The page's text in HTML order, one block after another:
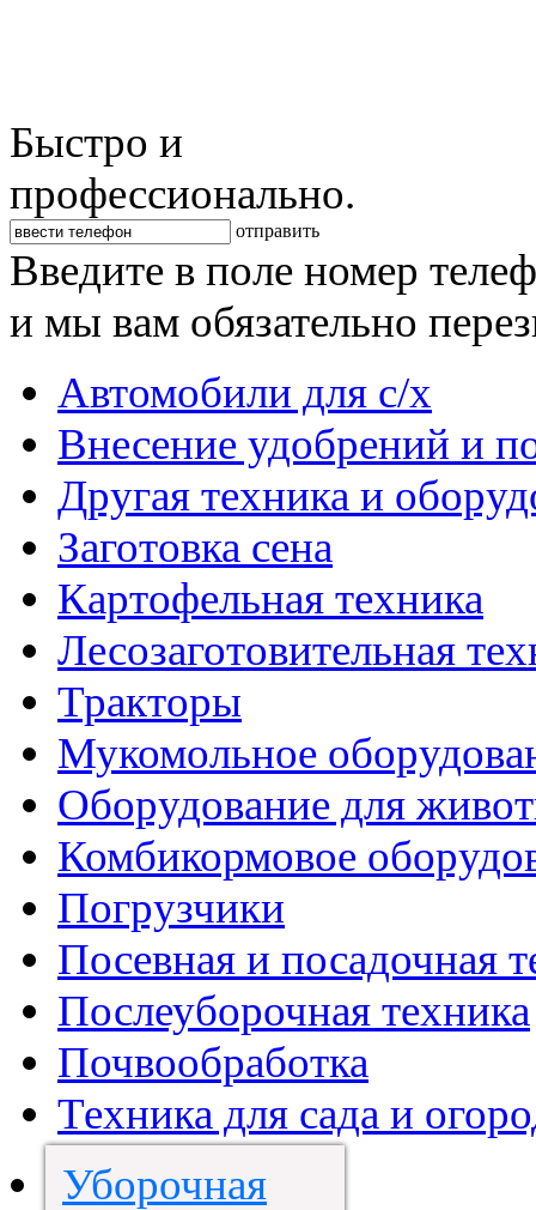
Быстро и
профессионально.
отправить
Введите в поле номер
и мы вам обязательно
Автомобили для с/х
Внесение удобрений и
Другая техника и
Заготовка сена
Картофельная техника
Лесозаготовительная
Тракторы
Мукомольное
Оборудование для
Комбикормовое
Погрузчики
Посевная и посадочная
Послеуборочная техника
Почвообработка
Техника для сада и
Уборочная